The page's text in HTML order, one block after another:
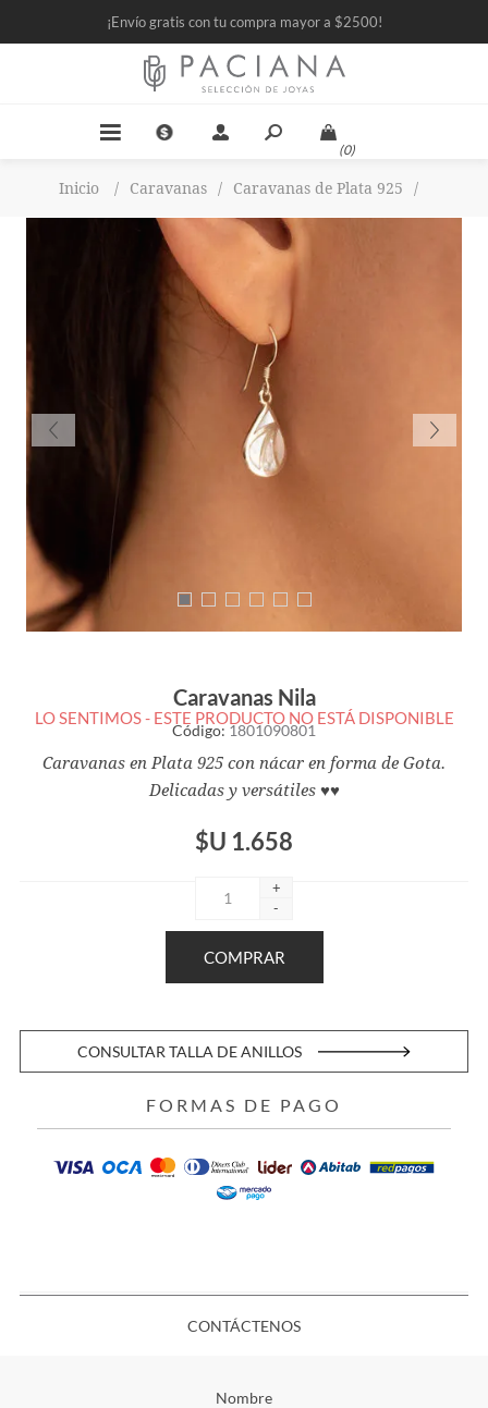
¡Envío gratis con tu compra mayor a $2500!
(0)
Inicio / Caravanas / Caravanas de Plata 925 /
LO SENTIMOS - ESTE PRODUCTO NO ESTÁ DISPONIBLE
Caravanas Nila
Código: 1801090801
Caravanas en Plata 925 con nácar en forma de Gota.
Delicadas y versátiles ♥♥
$U 1.658
+
-
CONSULTAR TALLA DE ANILLOS
FORMAS DE PAGO
CONTÁCTENOS
Nombre